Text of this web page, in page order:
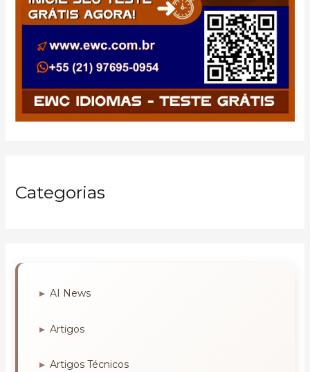
Categorias
AI News
Artigos
Artigos Técnicos